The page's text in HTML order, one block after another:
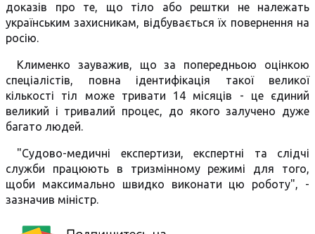
доказів про те, що тіло або рештки не належать
українським захисникам, відбувається їх повернення на
росію.
Клименко зауважив, що за попередньою оцінкою
спеціалістів, повна ідентифікація такої великої
кількості тіл може тривати 14 місяців - це єдиний
великий і тривалий процес, до якого залучено дуже
багато людей.
"Судово-медичні експертизи, експертні та слідчі
служби працюють в тризмінному режимі для того,
щоби максимально швидко виконати цю роботу", -
зазначив міністр.